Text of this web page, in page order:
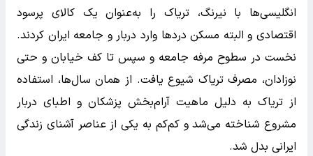
انگلیسی‌ها با نیرنگ، تریاک را به‌عنوان یک کالای پرسود
اقتصادی و البته مسکن دردها وارد دربار و جامعه ایران کردند.
نخست در سطوح مرفه جامعه و سپس تا کف خیابان و حتی
نوزادان، مصرف تریاک شیوع یافت. از همان سال‌ها، استفاده
از تریاک به دلیل ماهیت آرام‌بخش پزشکان و اطبای دربار
مشروع شناخته می‌شد و کم‌کم به یکی از عناصر آشنای زندگی
ایرانی بدل شد.